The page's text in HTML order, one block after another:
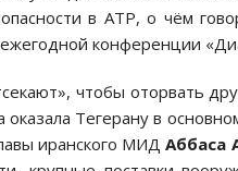
в АТР, о чём
конференции
чтобы оторвать
Тегерану в
иранского МИДАббаса